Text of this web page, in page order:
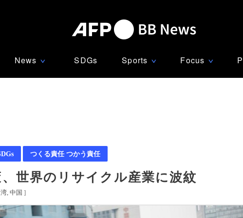
News ∨ SDGs Sports ∨ Focus ∨
つくる責任 つかう責任
世界のリサイクル産業に波紋
中国 ]